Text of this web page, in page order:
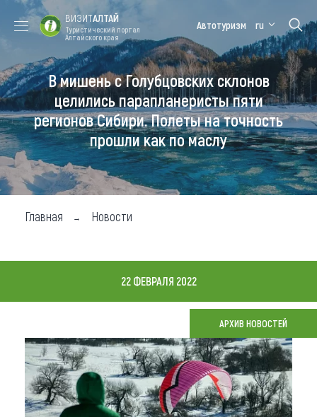
Форум VISIT
ALTAI
Цветение
маральника
Медицинский
форум
Алтайская
зимовка
Туры
Где побывать
Чем заняться
Где остановиться
Что привезти (сувениры)
О регионе
Коллекция впечатлений
ВИЗИТАЛТАЙ
Туристический портал
Алтайского края
Автотуризм ru
В мишень с Голубцовских склонов
целились парапланеристы пяти
регионов Сибири. Полеты на точность
прошли как по маслу
Главная Новости
22 ФЕВРАЛЯ 2022
АРХИВ НОВОСТЕЙ